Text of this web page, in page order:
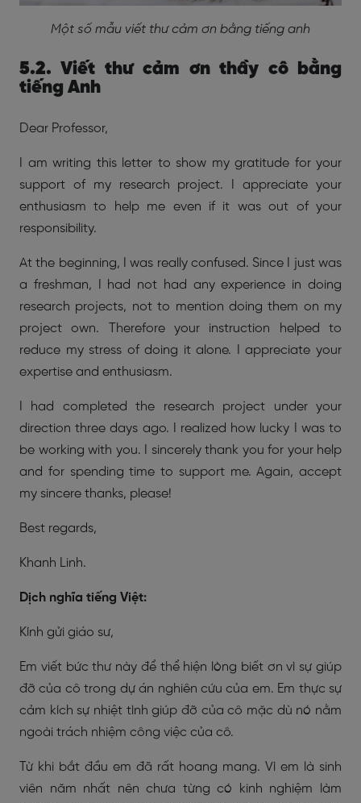
Một số mẫu viết thư cảm ơn bằng tiếng anh
5.2. Viết thư cảm ơn thầy cô bằng
tiếng Anh
Dear Professor,
I am writing this letter to show my gratitude for your
support of my research project. I appreciate your
enthusiasm to help me even if it was out of your
responsibility.
At the beginning, I was really confused. Since I just was
a freshman, I had not had any experience in doing
research projects, not to mention doing them on my
project own. Therefore your instruction helped to
reduce my stress of doing it alone. I appreciate your
expertise and enthusiasm.
I had completed the research project under your
direction three days ago. I realized how lucky I was to
be working with you. I sincerely thank you for your help
and for spending time to support me. Again, accept
my sincere thanks, please!
Best regards,
Khanh Linh.
Dịch nghĩa tiếng Việt:
Kính gửi giáo sư,
Em viết bức thư này để thể hiện lòng biết ơn vì sự giúp
đỡ của cô trong dự án nghiên cứu của em. Em thực sự
cảm kích sự nhiệt tình giúp đỡ của cô mặc dù nó nằm
ngoài trách nhiệm công việc của cô.
Từ khi bắt đầu em đã rất hoang mang. Vì em là sinh
viên năm nhất nên chưa từng có kinh nghiệm làm